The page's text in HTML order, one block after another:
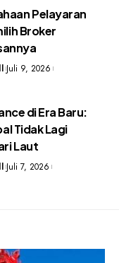
Pelayaran
Broker
Juli 9, 2026
di Era Baru:
Tidak Lagi
Laut
Juli 7, 2026